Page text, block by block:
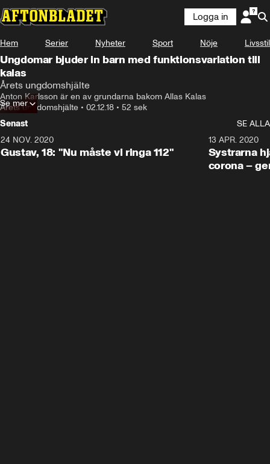
Logga in
Hem Serier Nyheter Sport Nöje Livsstil
Ungdomar bjuder in barn med funktionsvariation till
kalas
Årets ungdomshjälte
Anton Karlsson är en av grundarna bakom Allas Kalas
Årets ungdomshjälte • 02.12.18 • 52 sek
Se mer
Senast
SE ALLA
24 NOV. 2020
Gustav, 18: "Nu måste vi ringa 112"
13 APR. 2020
Systrarna
corona –